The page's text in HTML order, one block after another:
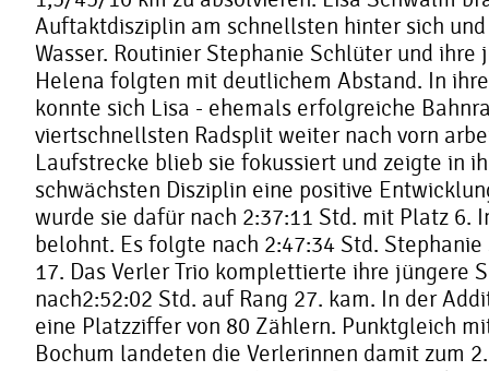
Auftaktdisziplin am schnellsten hinter sich
Wasser. Routinier Stephanie Schlüter und ihre
Helena folgten mit deutlichem Abstand. In
konnte sich Lisa - ehemals erfolgreiche
viertschnellsten Radsplit weiter nach vorn
Laufstrecke blieb sie fokussiert und zeigte in
schwächsten Disziplin eine positive
wurde sie dafür nach 2:37:11 Std. mit Platz 6.
belohnt. Es folgte nach 2:47:34 Std.
17. Das Verler Trio komplettierte ihre jüngere
nach2:52:02 Std. auf Rang 27. kam. In der
eine Platzziffer von 80 Zählern. Punktgleich
Bochum landeten die Verlerinnen damit zum